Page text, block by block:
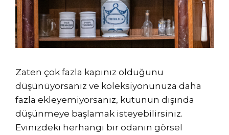
Zaten çok fazla kapınız olduğunu
düşünüyorsanız ve koleksiyonunuza daha
fazla ekleyemiyorsanız, kutunun dışında
düşünmeye başlamak isteyebilirsiniz.
Evinizdeki herhangi bir odanın görsel